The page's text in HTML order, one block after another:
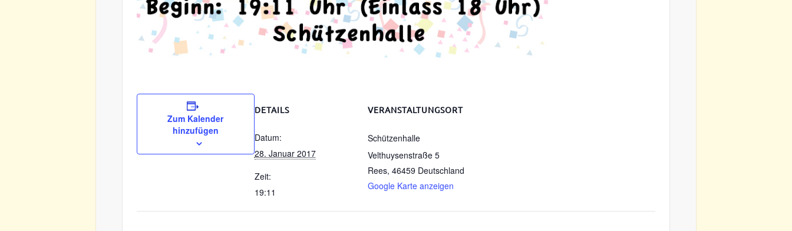
Zum Kalender
hinzufügen
DETAILS
Datum:
28. Januar 2017
Zeit:
19:11
VERANSTALTUNGSORT
Schützenhalle
Velthuysenstraße 5
Rees, 46459 Deutschland
Google Karte anzeigen